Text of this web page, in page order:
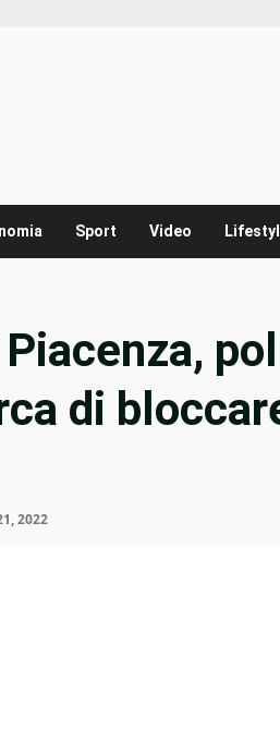
Sport Video
di
2022